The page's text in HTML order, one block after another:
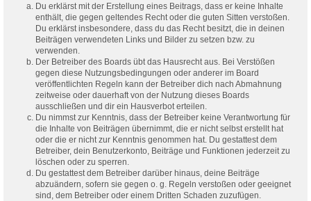
Du erklärst mit der Erstellung eines Beitrags, dass er keine Inhalte
enthält, die gegen geltendes Recht oder die guten Sitten verstoßen.
Du erklärst insbesondere, dass du das Recht besitzt, die in deinen
Beiträgen verwendeten Links und Bilder zu setzen bzw. zu
verwenden.
Der Betreiber des Boards übt das Hausrecht aus. Bei Verstößen
gegen diese Nutzungsbedingungen oder anderer im Board
veröffentlichten Regeln kann der Betreiber dich nach Abmahnung
zeitweise oder dauerhaft von der Nutzung dieses Boards
ausschließen und dir ein Hausverbot erteilen.
Du nimmst zur Kenntnis, dass der Betreiber keine Verantwortung für
die Inhalte von Beiträgen übernimmt, die er nicht selbst erstellt hat
oder die er nicht zur Kenntnis genommen hat. Du gestattest dem
Betreiber, dein Benutzerkonto, Beiträge und Funktionen jederzeit zu
löschen oder zu sperren.
Du gestattest dem Betreiber darüber hinaus, deine Beiträge
abzuändern, sofern sie gegen o. g. Regeln verstoßen oder geeignet
sind, dem Betreiber oder einem Dritten Schaden zuzufügen.